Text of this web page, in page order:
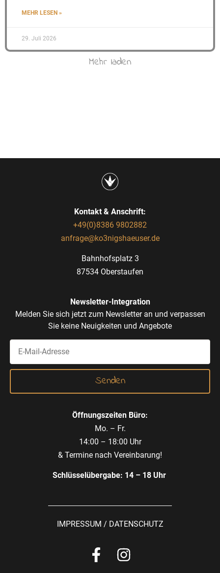
MEHR LESEN »
29. Juli 2026
Mehr laden
Kontakt & Anschrift:
+49(0)8386 9802882
anfrage@ko3nigshaeuser.de
Bahnhofsplatz 3
87534 Oberstaufen
Newsletter-Integration
Melden Sie sich jetzt zum Newsletter an und verpassen
Sie keine Neuigkeiten und Angebote
Öffnungszeiten Büro:
Mo. – Fr.
14:00 – 18:00 Uhr
& Termine nach Vereinbarung!
Schlüsselübergabe: 14 – 18 Uhr
IMPRESSUM / DATENSCHUTZ